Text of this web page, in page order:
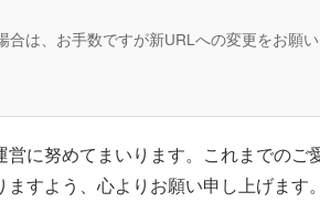
は、お手数ですが新URLへの変更をお願
に努めてまいります。これまでのご
すよう、心よりお願い申し上げます。